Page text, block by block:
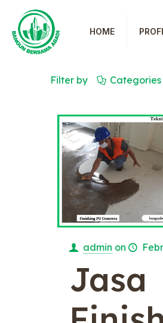
HOME
Filter by Categories
admin on
Jasa